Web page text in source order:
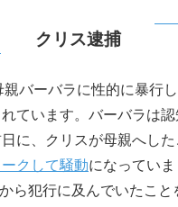
クリス逮捕
バーバラに性的に暴行
ています。バーバラは
に、クリスが母親へし
ークして騒動になってい
ら犯行に及んでいたこと